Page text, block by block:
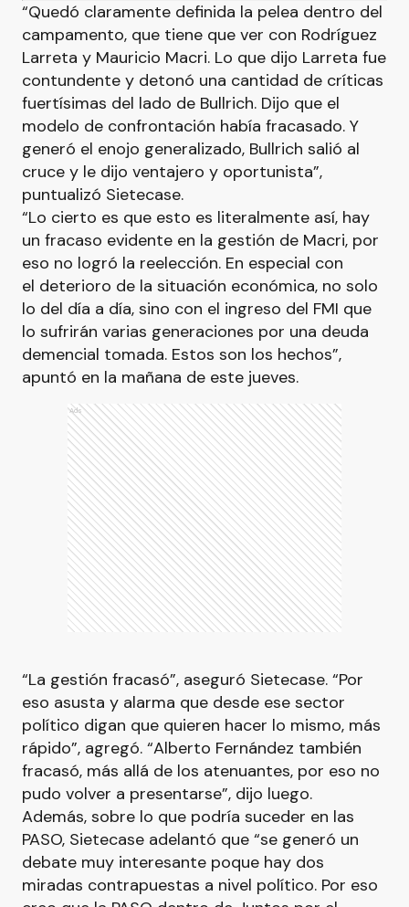
“Quedó claramente definida la pelea dentro del
campamento, que tiene que ver con Rodríguez
Larreta y Mauricio Macri. Lo que dijo Larreta fue
contundente y detonó una cantidad de críticas
fuertísimas del lado de Bullrich. Dijo que el
modelo de confrontación había fracasado. Y
generó el enojo generalizado, Bullrich salió al
cruce y le dijo ventajero y oportunista”,
puntualizó Sietecase.
“Lo cierto es que esto es literalmente así, hay
un fracaso evidente en la gestión de Macri, por
eso no logró la reelección. En especial con
el deterioro de la situación económica, no solo
lo del día a día, sino con el ingreso del FMI que
lo sufrirán varias generaciones por una deuda
demencial tomada. Estos son los hechos”,
apuntó en la mañana de este jueves.
Ads
“La gestión fracasó”, aseguró Sietecase. “Por
eso asusta y alarma que desde ese sector
político digan que quieren hacer lo mismo, más
rápido”, agregó. “Alberto Fernández también
fracasó, más allá de los atenuantes, por eso no
pudo volver a presentarse”, dijo luego.
Además, sobre lo que podría suceder en las
PASO, Sietecase adelantó que “se generó un
debate muy interesante poque hay dos
miradas contrapuestas a nivel político. Por eso